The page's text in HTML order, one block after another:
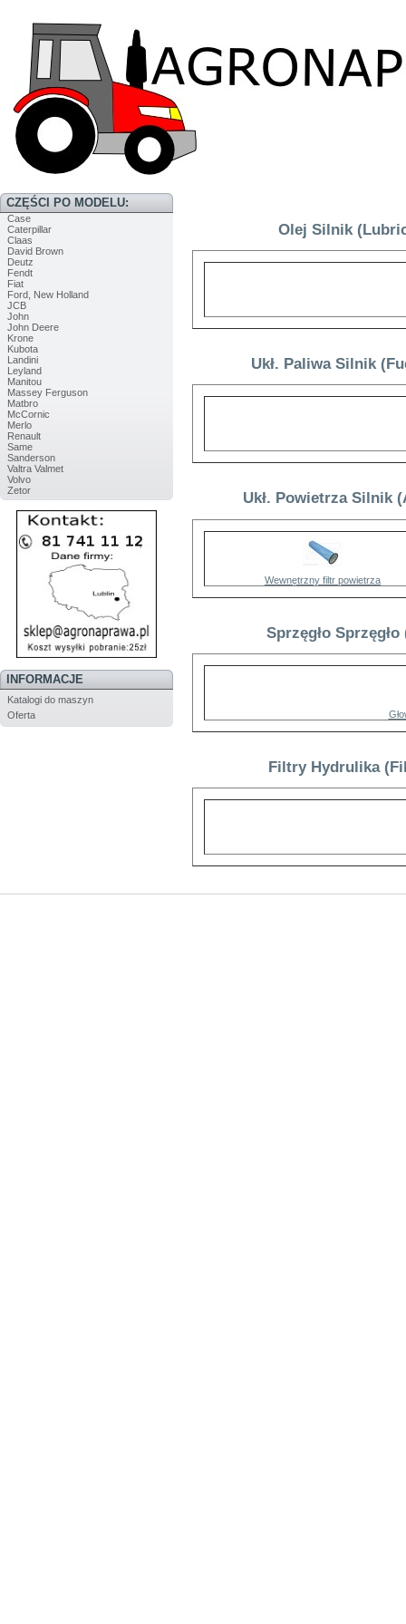
CZĘŚCI PO MODELU:
Case
Caterpillar
Claas
David Brown
Deutz
Fendt
Fiat
Ford, New Holland
JCB
John
John Deere
Krone
Kubota
Landini
Leyland
Manitou
Massey Ferguson
Matbro
McCornic
Merlo
Renault
Same
Sanderson
Valtra Valmet
Volvo
Zetor
INFORMACJE
Katalogi do maszyn
Oferta
Olej Silnik
Ukł. Paliwa Silnik
Ukł. Powietrza Silnik
Wewnętrzny filtr powietrza
Sprzęgło
Filtry Hydrulika